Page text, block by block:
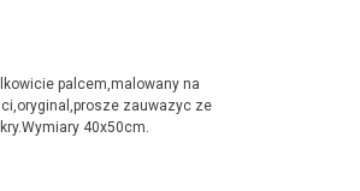
palcem,malowany na
zauwazyc ze
40x50cm.